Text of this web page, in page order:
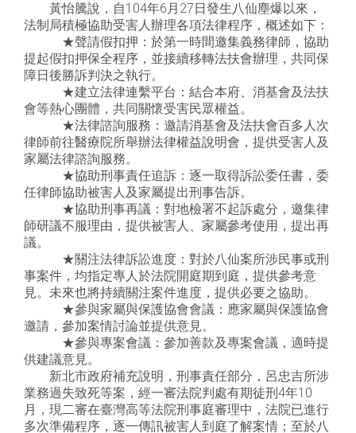
黃怡騰說，自104年6月27日發生八仙塵爆以來，
法制局積極協助受害人辦理各項法律程序，概述如下：
★聲請假扣押：於第一時間邀集義務律師，協助
提起假扣押保全程序，並接續移轉法扶會辦理，共同保
障日後勝訴判決之執行。
★建立法律連繫平台：結合本府、消基會及法扶
會等熱心團體，共同關懷受害民眾權益。
★法律諮詢服務：邀請消基會及法扶會百多人次
律師前往醫療院所舉辦法律權益說明會，提供受害人及
家屬法律諮詢服務。
★協助刑事責任追訴：逐一取得訴訟委任書，委
任律師協助被害人及家屬提出刑事告訴。
★協助刑事再議：對地檢署不起訴處分，邀集律
師研議不服理由，提供被害人、家屬參考使用，提出再
議。
★關注法律訴訟進度：對於八仙案所涉民事或刑
事案件，均指定專人於法院開庭期到庭，提供參考意
見。未來也將持續關注案件進度，提供必要之協助。
★參與家屬與保護協會會議：應家屬與保護協會
邀請，參加案情討論並提供意見。
★參與專案會議：參加善款及專案會議，適時提
供建議意見。
新北市政府補充說明，刑事責任部分，呂忠吉所涉
業務過失致死等案，經一審法院判處有期徒刑4年10
月，現二審在臺灣高等法院刑事庭審理中，法院已進行
多次準備程序，逐一傳訊被害人到庭了解案情；至於八